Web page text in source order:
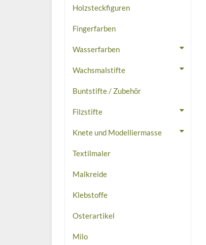
Holzsteckfiguren
Fingerfarben
Wasserfarben
Wachsmalstifte
Buntstifte / Zubehör
Filzstifte
Knete und Modelliermasse
Textilmaler
Malkreide
Klebstoffe
Osterartikel
Milo